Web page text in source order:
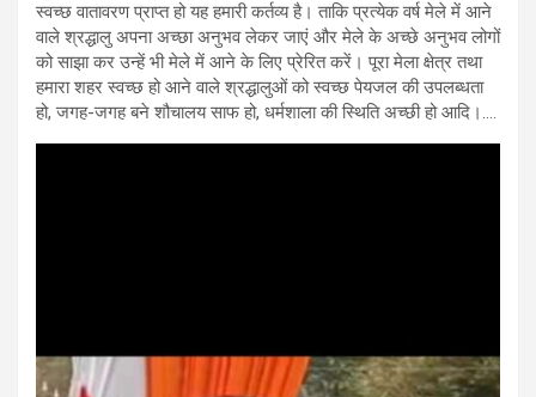
स्वच्छ वातावरण प्राप्त हो यह हमारी कर्तव्य है। ताकि प्रत्येक वर्ष मेले में आने
वाले श्रद्धालु अपना अच्छा अनुभव लेकर जाएं और मेले के अच्छे अनुभव लोगों
को साझा कर उन्हें भी मेले में आने के लिए प्रेरित करें। पूरा मेला क्षेत्र तथा
हमारा शहर स्वच्छ हो आने वाले श्रद्धालुओं को स्वच्छ पेयजल की उपलब्धता
हो, जगह-जगह बने शौचालय साफ हो, धर्मशाला की स्थिति अच्छी हो आदि।….